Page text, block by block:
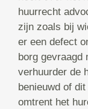
huurrecht
zijn zoals bij
er een defect
borg gevraagd
verhuurder de
benieuwd of
omtrent het